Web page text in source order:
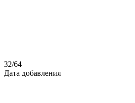
32/64
Дата добавления